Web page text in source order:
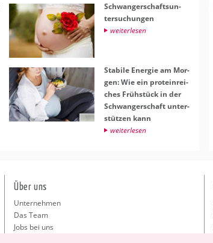
Schwan­ger­schafts­un­
ter­su­chun­gen
wei­ter­le­sen
Sta­bi­le En­er­gie am Mor­
gen: Wie ein pro­te­in­rei­
ches Früh­stück in der
Schwan­ger­schaft un­ter­
stüt­zen kann
wei­ter­le­sen
Über uns
Unternehmen
Das Team
Jobs bei uns